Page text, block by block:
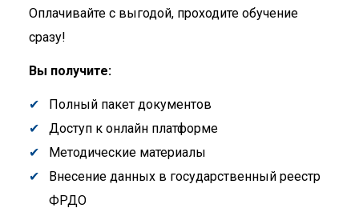
Оплачивайте с выгодой, проходите обучение
сразу!
Вы получите:
Полный пакет документов
Доступ к онлайн платформе
Методические материалы
Внесение данных в государственный реестр
ФРДО